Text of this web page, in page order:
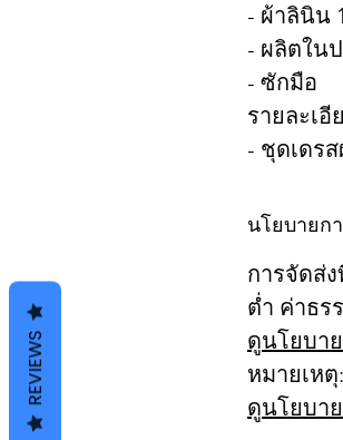
- ผ้าลินิน
- ผลิตใน
- ซักมือ
รายละเ
- ชุดเดร
นโยบายก
การจัดส่
ต่ำ ค่าธร
ดูนโยบา
หมายเห
ดูนโยบา
REVIEWS